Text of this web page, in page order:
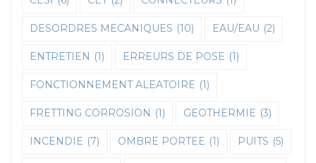
DESORDRES MECANIQUES (10) EAU/EAU (2)
ENTRETIEN (1) ERREURS DE POSE (1)
FONCTIONNEMENT ALEATOIRE (1)
FRETTING CORROSION (1) GEOTHERMIE (3)
INCENDIE (7) OMBRE PORTEE (1) PUITS (5)